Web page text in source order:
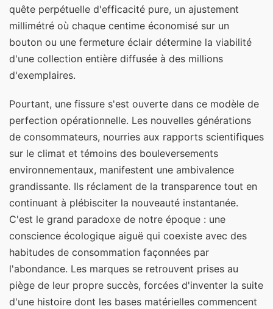
quête perpétuelle d'efficacité pure, un ajustement
millimétré où chaque centime économisé sur un
bouton ou une fermeture éclair détermine la viabilité
d'une collection entière diffusée à des millions
d'exemplaires.
Pourtant, une fissure s'est ouverte dans ce modèle de
perfection opérationnelle. Les nouvelles générations
de consommateurs, nourries aux rapports scientifiques
sur le climat et témoins des bouleversements
environnementaux, manifestent une ambivalence
grandissante. Ils réclament de la transparence tout en
continuant à plébisciter la nouveauté instantanée.
C'est le grand paradoxe de notre époque : une
conscience écologique aiguë qui coexiste avec des
habitudes de consommation façonnées par
l'abondance. Les marques se retrouvent prises au
piège de leur propre succès, forcées d'inventer la suite
d'une histoire dont les bases matérielles commencent